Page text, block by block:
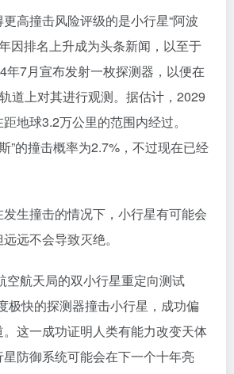
高撞击风险评级的是小行星“阿波
因排名上升成为头条新闻，以至于
年7月宣布发射一枚探测器，以便在
道上对其进行观测。据估计，2029
地球3.2万公里的范围内经过。
”的撞击概率为2.7%，不过现在已经
生撞击的情况下，小行星有可能会
远不会导致灭绝。
空航天局的双小行星重定向测试
极快的探测器撞击小行星，成功偏
这一成功证明人类有能力改变天体
防御系统可能会在下一个十年亮